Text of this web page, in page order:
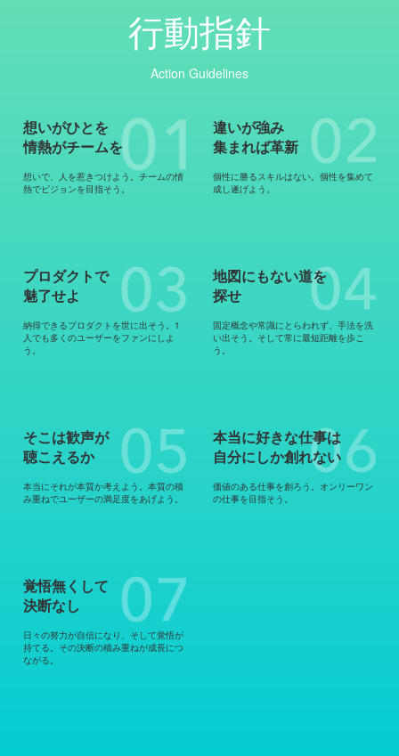
行動指針
Action Guidelines
想いがひとを
情熱がチームを
想いで、人を惹きつけよう。チームの情
熱でビジョンを目指そう。
違いが強み
集まれば革新
個性に勝るスキルはない。個性を集めて
成し遂げよう。
プロダクトで
魅了せよ
納得できるプロダクトを世に出そう。1
人でも多くのユーザーをファンにしよ
う。
地図にもない道を
探せ
固定概念や常識にとらわれず、手法を洗
い出そう。そして常に最短距離を歩こ
う。
そこは歓声が
聴こえるか
本当にそれが本質か考えよう。本質の積
み重ねでユーザーの満足度をあげよう。
本当に好きな仕事は
自分にしか創れない
価値のある仕事を創ろう。オンリーワン
の仕事を目指そう。
覚悟無くして
決断なし
日々の努力が自信になり、そして覚悟が
持てる。その決断の積み重ねが成長につ
ながる。